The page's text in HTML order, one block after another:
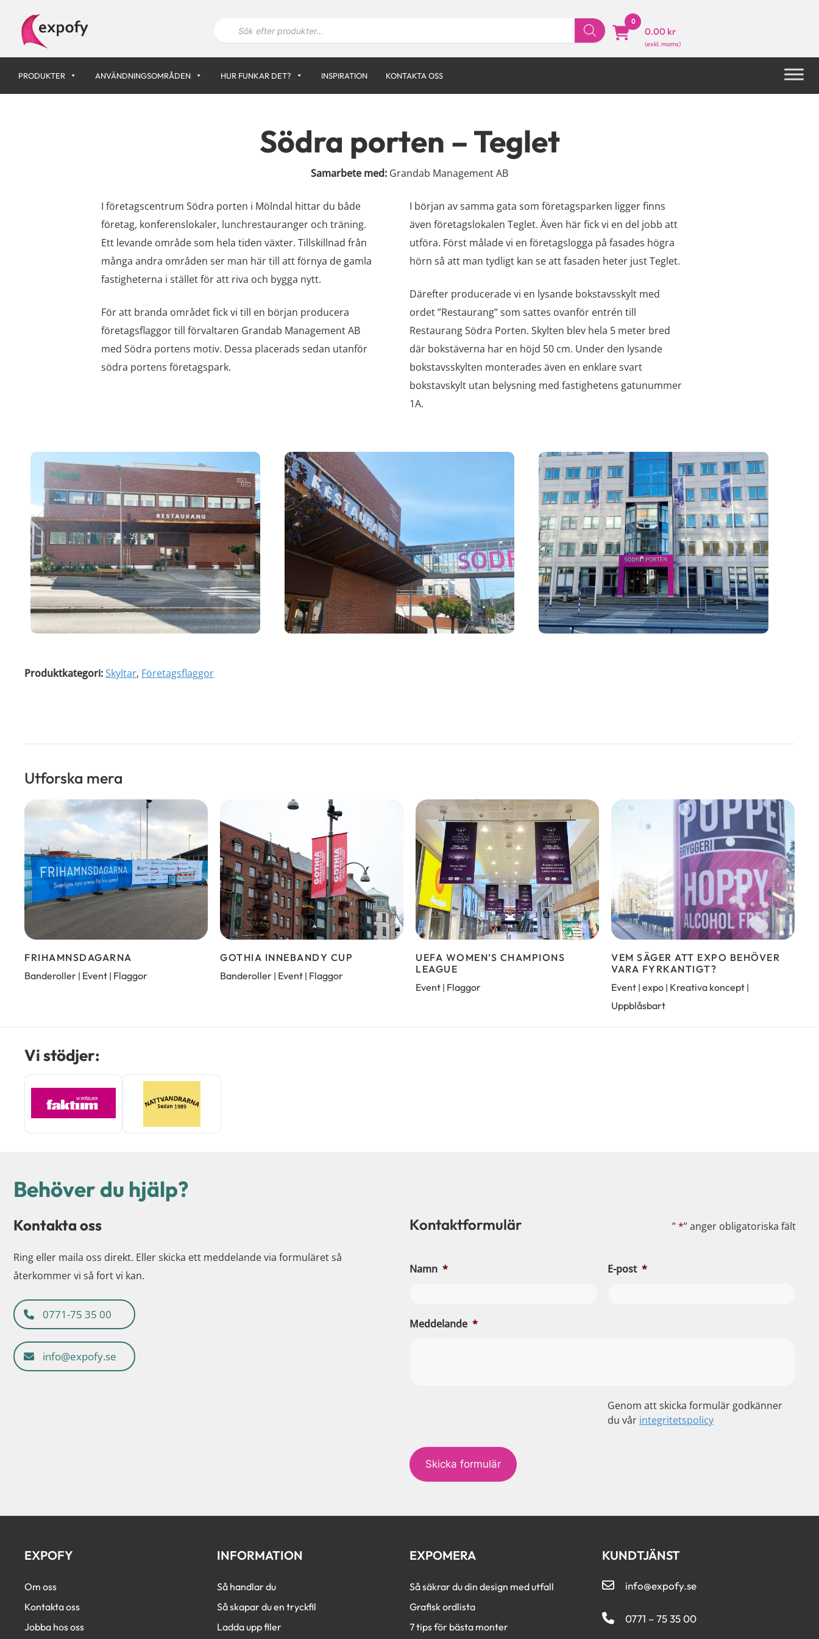
innehåll
u
0
0.00 kr
PRODUKTER ANVÄNDNINGSOMRÅDEN HUR FUNKAR DET? INSPIRATION KONTAKTA OSS
Södra porten – Teglet
Samarbete med: Grandab Management AB
I företagscentrum Södra porten i Mölndal hittar du både
företag, konferenslokaler, lunchrestauranger och träning.
Ett levande område som hela tiden växter. Tillskillnad från
många andra områden ser man här till att förnya de gamla
fastigheterna i stället för att riva och bygga nytt.
För att branda området fick vi till en början producera
företagsflaggor till förvaltaren Grandab Management AB
med Södra portens motiv. Dessa placerads sedan utanför
södra portens företagspark.
I början av samma gata som företagsparken ligger finns
även företagslokalen Teglet. Även här fick vi en del jobb att
utföra. Först målade vi en företagslogga på fasades högra
hörn så att man tydligt kan se att fasaden heter just Teglet.
Därefter producerade vi en lysande bokstavsskylt med
ordet ”Restaurang” som sattes ovanför entrén till
Restaurang Södra Porten. Skylten blev hela 5 meter bred
där bokstäverna har en höjd 50 cm. Under den lysande
bokstavsskylten monterades även en enklare svart
bokstavskylt utan belysning med fastighetens gatunummer
1A.
Produktkategori:Skyltar, Företagsflaggor
Utforska mera
FRIHAMNSDAGARNA
Banderoller | Event | Flaggor
GOTHIA INNEBANDY CUP
Banderoller | Event | Flaggor
UEFA WOMEN’S CHAMPIONS
LEAGUE
Event | Flaggor
VEM SÄGER ATT EXPO BEHÖVER
VARA FYRKANTIGT?
Event | expo | Kreativa koncept |
Uppblåsbart
Vi stödjer:
Behöver du hjälp?
Kontakta oss
Ring eller maila oss direkt. Eller skicka ett meddelande via formuläret så
återkommer vi så fort vi kan.
0771-75 35 00
info@expofy.se
Kontaktformulär ”*” anger obligatoriska fält
Namn * E-post *
Meddelande *
Genom att skicka formulär godkänner
du vår integritetspolicy
a
p
a
EXPOFY
Om oss
Kontakta oss
Jobba hos oss
INFORMATION
Så handlar du
Så skapar du en tryckfil
Ladda upp filer
EXPOMERA
Så säkrar du din design med utfall
Grafisk ordlista
7 tips för bästa monter
KUNDTJÄNST
info@expofy.se
0771 – 75 35 00